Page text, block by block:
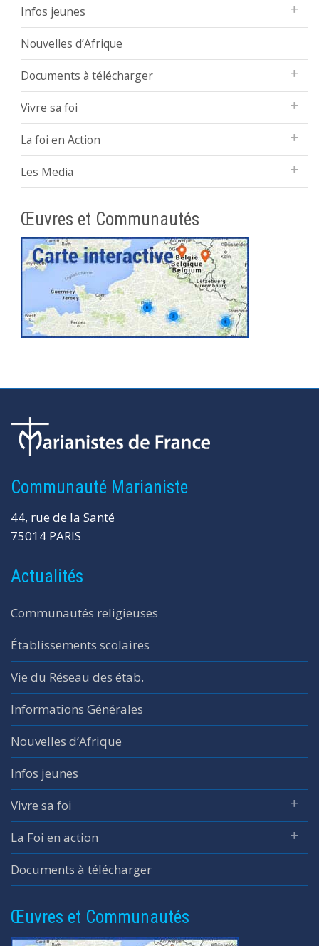
Infos jeunes
Nouvelles d’Afrique
Documents à télécharger
Vivre sa foi
La foi en Action
Les Media
Œuvres et Communautés
Communauté Marianiste
44, rue de la Santé
75014 PARIS
Actualités
Communautés religieuses
Établissements scolaires
Vie du Réseau des étab.
Informations Générales
Nouvelles d’Afrique
Infos jeunes
Vivre sa foi
La Foi en action
Documents à télécharger
Œuvres et Communautés